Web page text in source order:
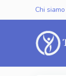
Chi siamo